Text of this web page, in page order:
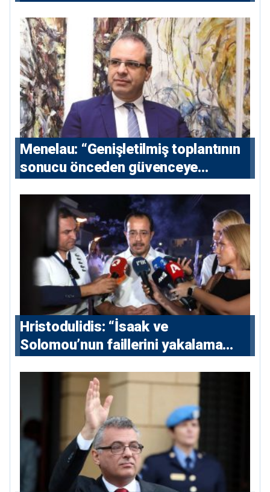
Menelau: “Genişletilmiş toplantının
sonucu önceden güvenceye
Hristodulidis: “İsaak ve
Solomou’nun faillerini yakalama
ve 5 uluslararası tutuklama emri
çıkarıldı”